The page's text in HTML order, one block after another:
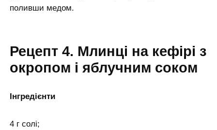
поливши медом.
Рецепт 4. Млинці на кефірі з
окропом і яблучним соком
Інгредієнти
4 г солі;